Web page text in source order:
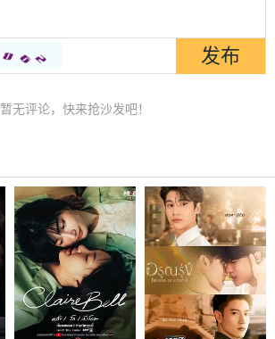
暂无评论，快来抢沙发吧！